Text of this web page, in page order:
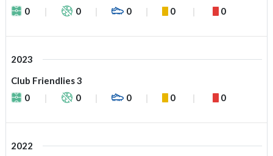
0
0 0 0 0
2023
Club Friendlies 3
0
0 0 0 0
2022